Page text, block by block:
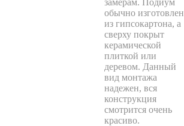
обычно изготовлен
из гипсокартона, а
сверху покрыт
керамической
плиткой или
деревом. Данный
вид монтажа
надежен, вся
конструкция
смотрится очень
красиво.